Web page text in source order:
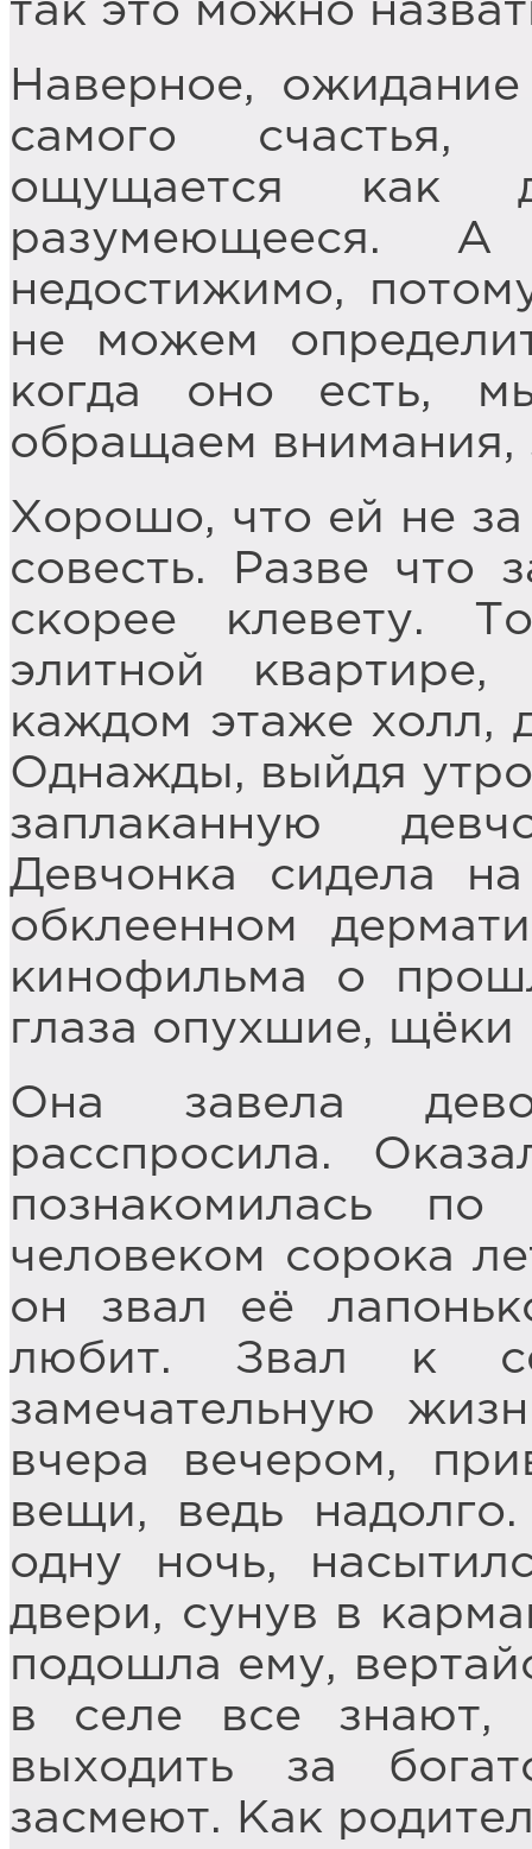
так это можно
Наверное,
самого
ощущается как
разумеющееся.
недостижимо,
не можем
когда оно есть,
обращаем внимания,
Хорошо, что ей не за
совесть. Разве что
скорее клевету.
элитной
каждом этаже холл,
Однажды, выйдя
заплаканную
Девчонка сидела
обклеенном
кинофильма о
глаза опухшие, щёки
Она завела
расспросила.
познакомилась
человеком сорока
он звал её
любит. Звал к
замечательную
вчера вечером,
вещи, ведь
одну ночь,
двери, сунув в
подошла ему,
в селе все знают,
выходить за
засмеют. Как